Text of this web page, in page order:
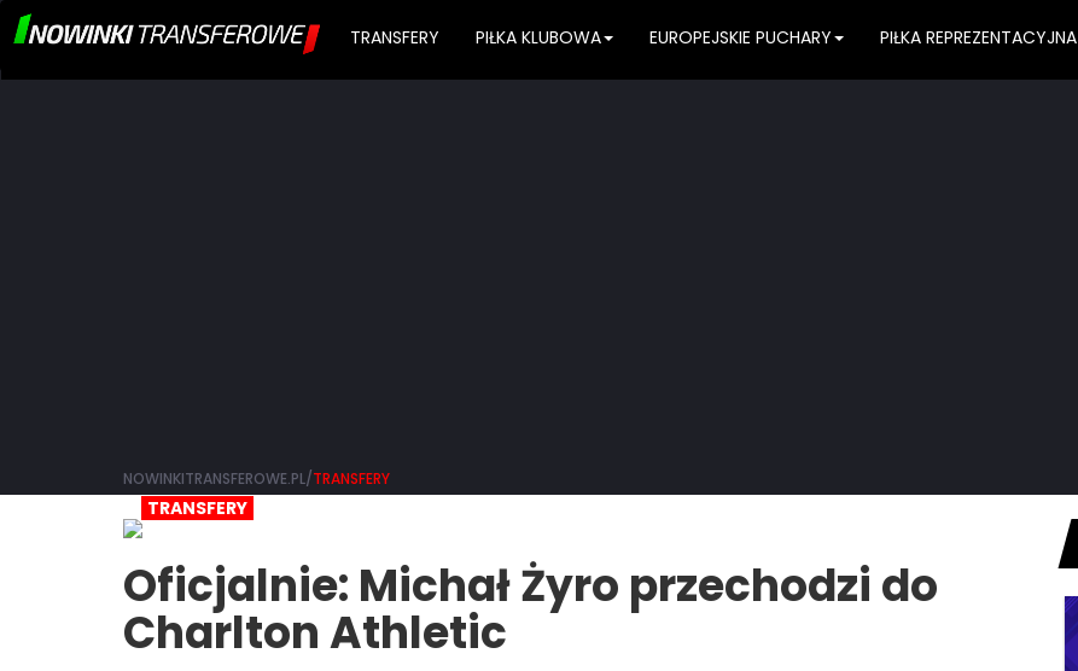
TRANSFERY PIŁKA KLUBOWA EUROPEJSKIE PUCHARY PIŁKA REPREZENTACYJNA
NOWINKITRANSFEROWE.PL/TRANSFERY
TRANSFERY
Oficjalnie: Michał Żyro przechodzi do
Charlton Athletic